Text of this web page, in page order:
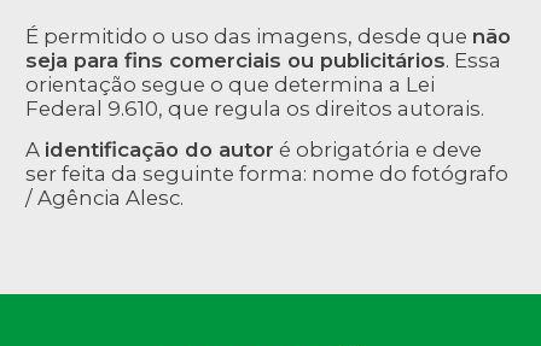
É permitido o uso das imagens, desde que não
seja para fins comerciais ou publicitários. Essa
orientação segue o que determina a Lei
Federal 9.610, que regula os direitos autorais.
A identificação do autor é obrigatória e deve
ser feita da seguinte forma: nome do fotógrafo
/ Agência Alesc.